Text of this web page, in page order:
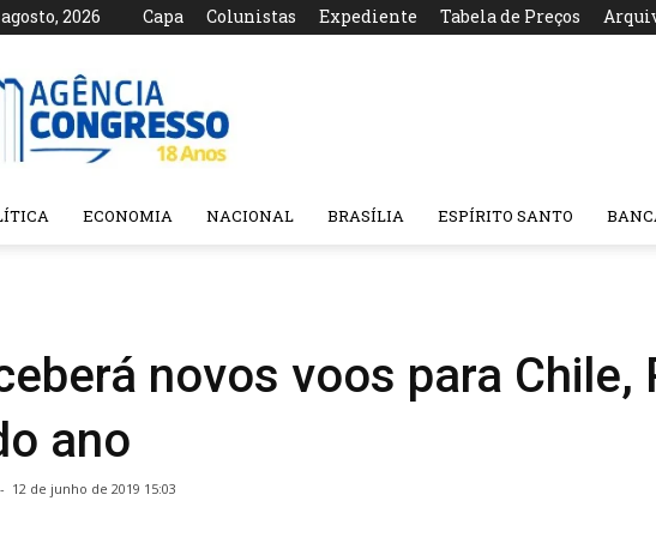
2026 Capa Colunistas Expediente Tabela de Preços
ECONOMIA NACIONAL BRASÍLIA ESPÍRITO SANTO
novos voos para Chile,
ano
- 12 de junho de 2019 15:03